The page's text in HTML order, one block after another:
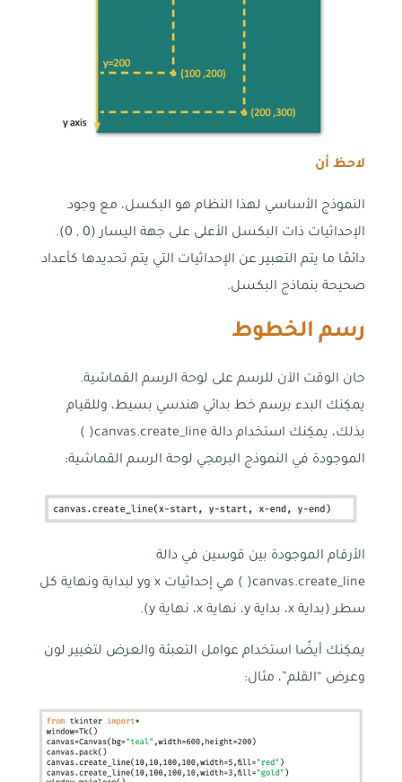
لاحظ أن
النموذج الأساسي لهذا النظام هو البكسل، مع وجود
الإحداثيات ذات البكسل الأعلى على جهة اليسار (0 , 0).
دائمًا ما يتم التعبير عن الإحداثيات التي يتم تحديدها كأعداد
صحيحة بنماذج البكسل.
رسم الخطوط
حان الوقت الآن للرسم على لوحة الرسم القماشية.
يمكِنك البدء برسم خط بدائي هندسي بسيط، وللقيام
بذلك، يمكِنك استخدام دالة canvas.create_line( )
الموجودة في النموذج البرمجي لوحة الرسم القماشية:
الأرقام الموجودة بين قوسين في دالة
canvas.create_line( ) هي إحداثيات x وy لبداية ونهاية كل
سطر (بداية x، بداية y، نهاية x، نهاية y).
يمكِنك أيضًا استخدام عوامل التعبئة والعرض لتغيير لون
وعرض “القلم”، مثال: